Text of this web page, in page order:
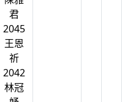
君
2045
王恩
祈
2042
林冠